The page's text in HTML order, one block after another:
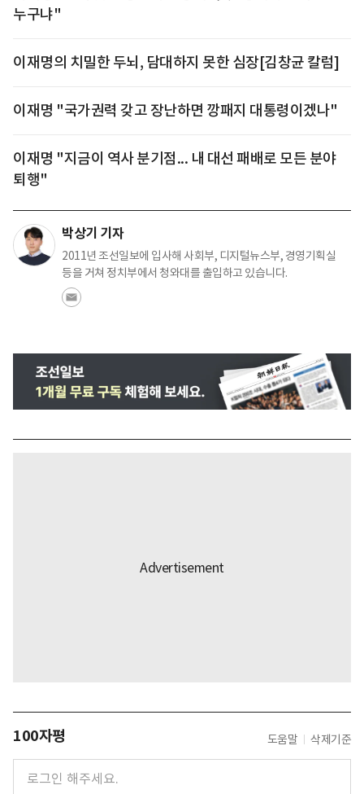
누구냐"
이재명의 치밀한 두뇌, 담대하지 못한 심장[김창균 칼럼]
이재명 "국가권력 갖고 장난하면 깡패지 대통령이겠나"
이재명 "지금이 역사 분기점... 내 대선 패배로 모든 분야
퇴행"
박상기 기자
2011년 조선일보에 입사해 사회부, 디지털뉴스부, 경영기획실
등을 거쳐 정치부에서 청와대를 출입하고 있습니다.
100자평 도움말 삭제기준